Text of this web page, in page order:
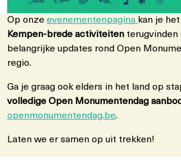
Op onze evenementenpagina kan je
Kempen-brede activiteiten terugvinden
belangrijke updates rond Open
regio.
Ga je graag ook elders in het land op
volledige Open Monumentendag aanbod
openmonumentendag.be.
Laten we er samen op uit trekken!